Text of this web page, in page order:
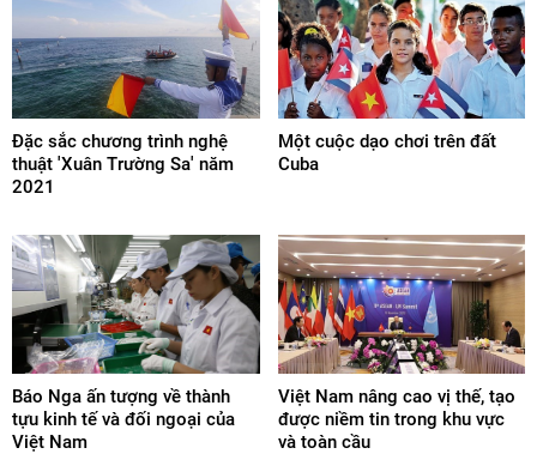
Đặc sắc chương trình nghệ
thuật 'Xuân Trường Sa' năm
2021
Một cuộc dạo chơi trên đất
Cuba
Báo Nga ấn tượng về thành
tựu kinh tế và đối ngoại của
Việt Nam
Việt Nam nâng cao vị thế, tạo
được niềm tin trong khu vực
và toàn cầu